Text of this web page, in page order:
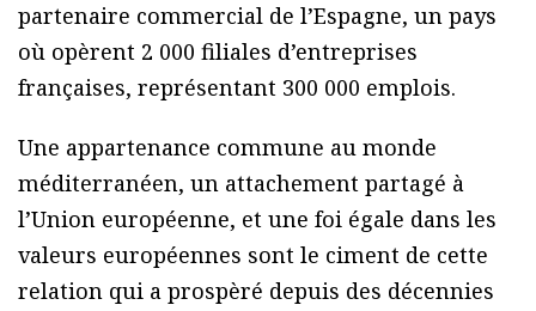
partenaire commercial de l’Espagne, un pays
où opèrent 2 000 filiales d’entreprises
françaises, représentant 300 000 emplois.
Une appartenance commune au monde
méditerranéen, un attachement partagé à
l’Union européenne, et une foi égale dans les
valeurs européennes sont le ciment de cette
relation qui a prospèré depuis des décennies